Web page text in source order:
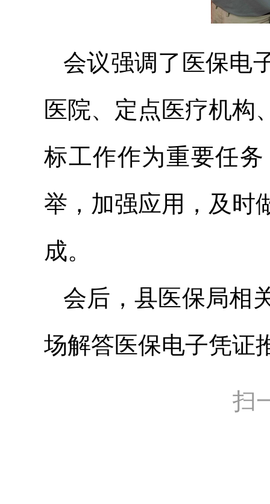
会议强调了医保电
医院、定点医疗机构
标工作作为重要任
举，加强应用，及时
成。
会后，县医保局相
场解答医保电子凭证
扫